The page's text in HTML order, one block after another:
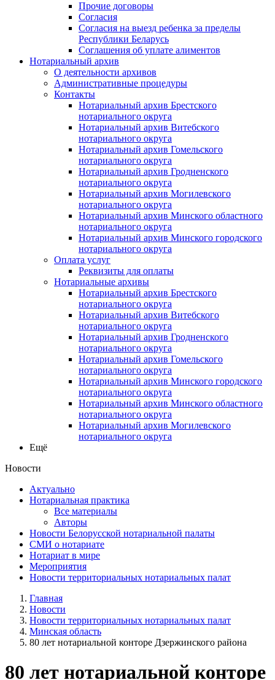
Прочие договоры
Согласия
Согласия на выезд ребенка за пределы
Республики Беларусь
Соглашения об уплате алиментов
Нотариальный архив
О деятельности архивов
Административные процедуры
Контакты
Нотариальный архив Брестского
нотариального округа
Нотариальный архив Витебского
нотариального округа
Нотариальный архив Гомельского
нотариального округа
Нотариальный архив Гродненского
нотариального округа
Нотариальный архив Могилевского
нотариального округа
Нотариальный архив Минского областного
нотариального округа
Нотариальный архив Минского городского
нотариального округа
Оплата услуг
Реквизиты для оплаты
Нотариальные архивы
Нотариальный архив Брестского
нотариального округа
Нотариальный архив Витебского
нотариального округа
Нотариальный архив Гродненского
нотариального округа
Нотариальный архив Гомельского
нотариального округа
Нотариальный архив Минского городского
нотариального округа
Нотариальный архив Минского областного
нотариального округа
Нотариальный архив Могилевского
нотариального округа
Ещё
Новости
Актуально
Нотариальная практика
Все материалы
Авторы
Новости Белорусской нотариальной палаты
СМИ о нотариате
Нотариат в мире
Мероприятия
Новости территориальных нотариальных палат
Главная
Новости
Новости территориальных нотариальных палат
Минская область
80 лет нотариальной конторе Дзержинского района
80 лет нотариальной конторе